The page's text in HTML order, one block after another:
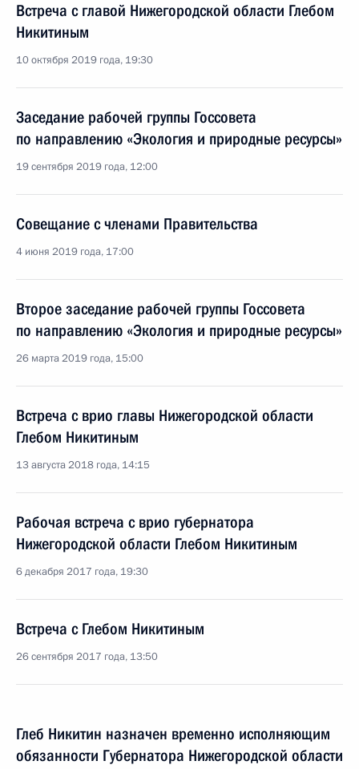
Встреча с главой Нижегородской области Глебом
Никитиным
10 октября 2019 года, 19:30
Заседание рабочей группы Госсовета
по направлению «Экология и природные ресурсы»
19 сентября 2019 года, 12:00
Совещание с членами Правительства
4 июня 2019 года, 17:00
Второе заседание рабочей группы Госсовета
по направлению «Экология и природные ресурсы»
26 марта 2019 года, 15:00
Встреча с врио главы Нижегородской области
Глебом Никитиным
13 августа 2018 года, 14:15
Рабочая встреча с врио губернатора
Нижегородской области Глебом Никитиным
6 декабря 2017 года, 19:30
Встреча с Глебом Никитиным
26 сентября 2017 года, 13:50
Глеб Никитин назначен временно исполняющим
обязанности Губернатора Нижегородской области